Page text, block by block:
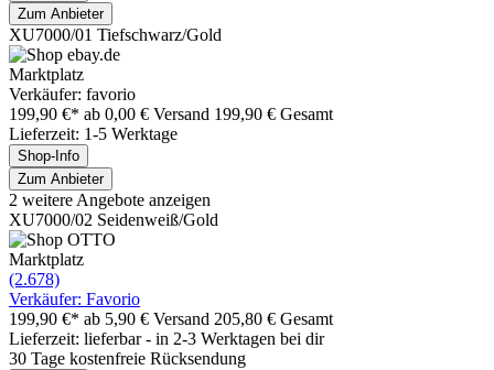
Zum Anbieter
XU7000/01 Tiefschwarz/Gold
Marktplatz
Verkäufer: favorio
199,90 €* ab 0,00 € Versand 199,90 € Gesamt
Lieferzeit: 1-5 Werktage
Shop-Info
Zum Anbieter
2 weitere Angebote anzeigen
XU7000/02 Seidenweiß/Gold
Marktplatz
(2.678)
Verkäufer: Favorio
199,90 €* ab 5,90 € Versand 205,80 € Gesamt
Lieferzeit: lieferbar - in 2-3 Werktagen bei dir
30 Tage kostenfreie Rücksendung